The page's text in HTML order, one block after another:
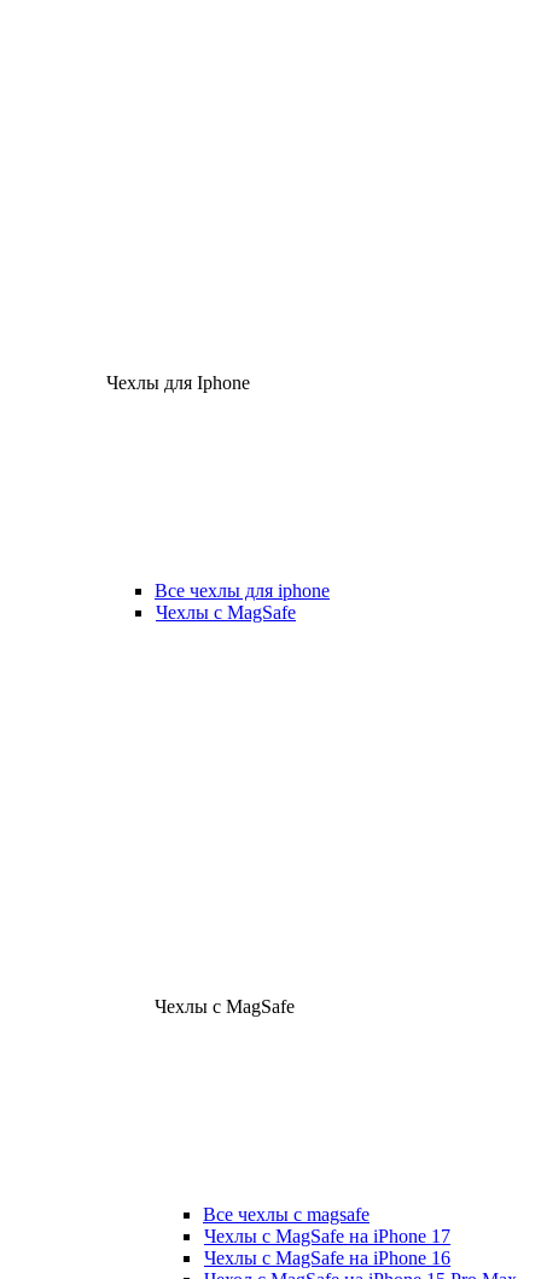
Чехлы для Iphone
Все чехлы для iphone
Чехлы с MagSafe
Чехлы с MagSafe
Все чехлы с magsafe
Чехлы с MagSafe на iPhone 17
Чехлы с MagSafe на iPhone 16